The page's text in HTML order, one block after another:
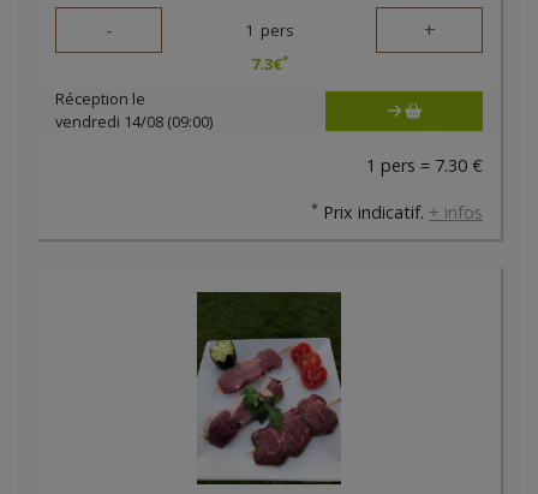
- 1 pers +
7.3€*
Réception le
vendredi 14/08 (09:00)
1 pers = 7.30 €
* Prix indicatif. + infos